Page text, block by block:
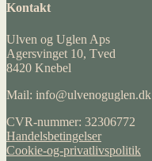
Kontakt
Ulven og Uglen Aps
Agersvinget 10, Tved
8420 Knebel
Mail: info@ulvenoguglen.dk
CVR-nummer: 32306772
Handelsbetingelser
Cookie-og-privatlivspolitik